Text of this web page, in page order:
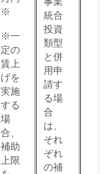
※
※一
定の
賃上
げを
実施
する
場
合、
補助
上限
統合
投資
類型
と併
用申
請す
る場
合
は、
それ
ぞれ
の補